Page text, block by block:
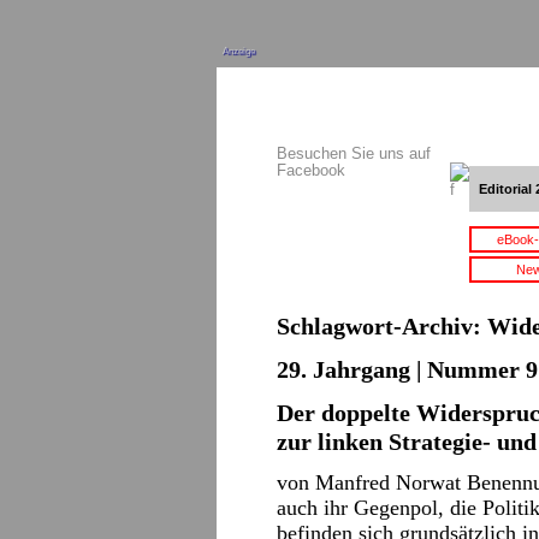
Anzeige
Besuchen Sie uns auf
Facebook
Editorial
Schlagwort-Archiv:
29. Jahrgang | Nummer
Der doppelte
zur linken Strategie-
von Manfred Norwat
auch ihr Gegenpol, die
befinden sich grundsätzlich